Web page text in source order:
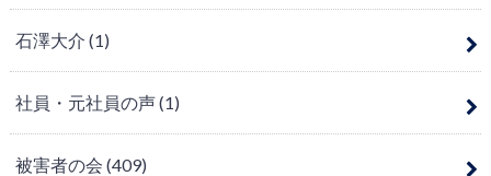
石澤大介 (1)
社員・元社員の声(1)
被害者の会 (409)